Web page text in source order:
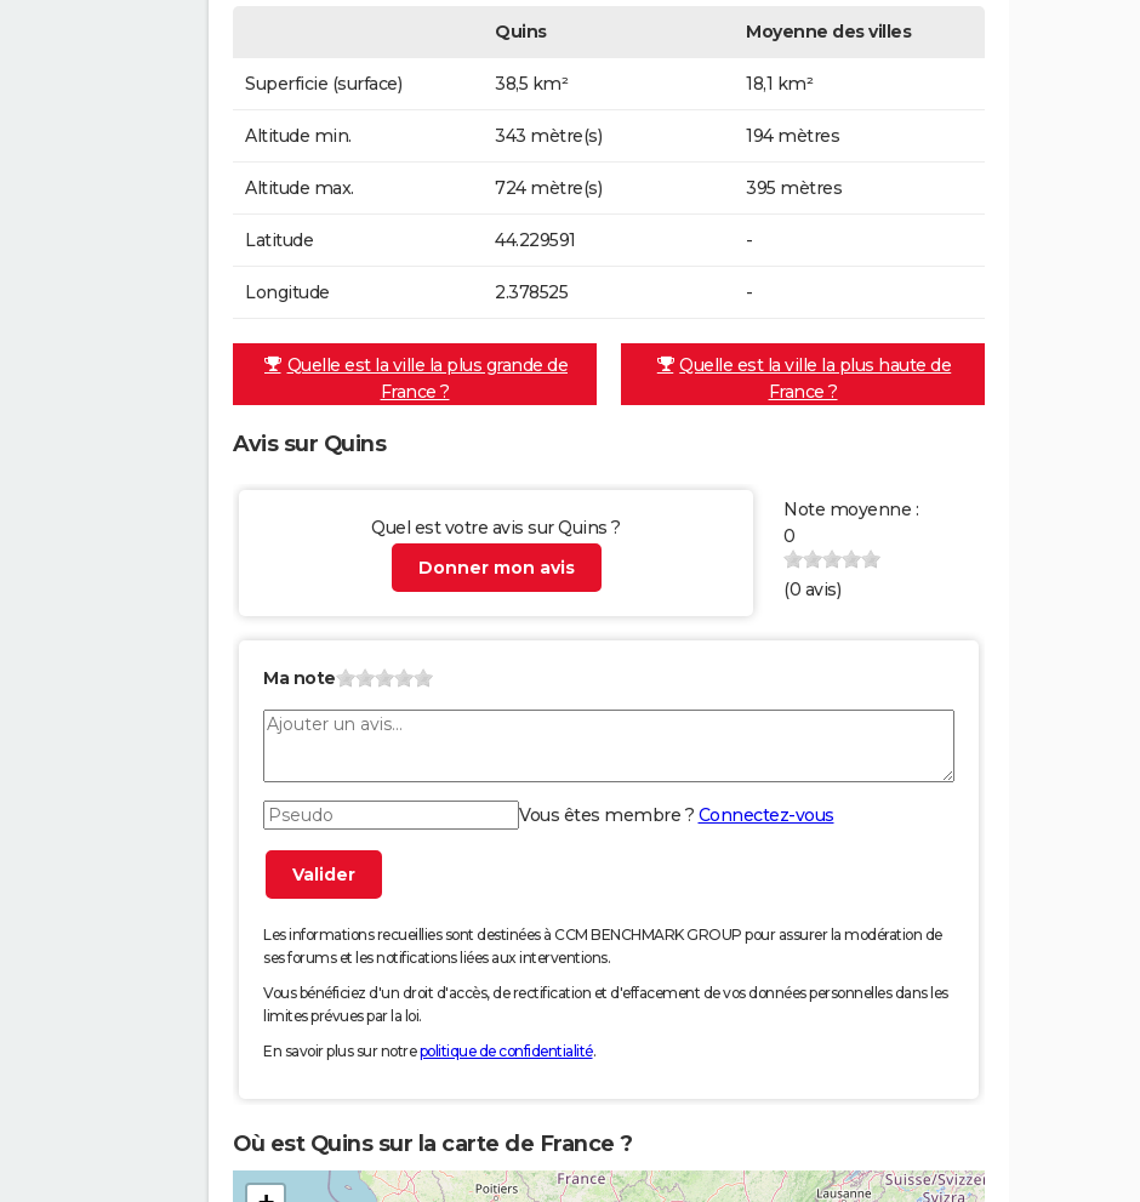
Quins Moyenne des villes
Superficie (surface) 38,5 km² 18,1 km²
Altitude min. 343 mètre(s) 194 mètres
Altitude max. 724 mètre(s) 395 mètres
Latitude 44.229591 -
Longitude 2.378525 -
Quelle est la ville la plus grande de
France ?
Quelle est la ville la plus haute de
France ?
Avis sur Quins
Quel est votre avis sur Quins ?
Donner mon avis
Note moyenne :
0
(0 avis)
Ma note
Vous êtes membre ? Connectez-vous
Les informations recueillies sont destinées à CCM BENCHMARK GROUP pour assurer la modération de
ses forums et les notifications liées aux interventions.
Vous bénéficiez d'un droit d'accès, de rectification et d'effacement de vos données personnelles dans les
limites prévues par la loi.
En savoir plus sur notrepolitique de confidentialité.
Où est Quins sur la carte de France ?